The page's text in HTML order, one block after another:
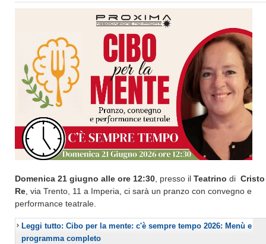
Domenica 21 giugno alle ore 12:30, presso il Teatrino di Cristo
Re, via Trento, 11 a Imperia, ci sarà un pranzo con convegno e
performance teatrale.
Leggi tutto: Cibo per la mente: c'è sempre tempo 2026: Menù e
programma completo